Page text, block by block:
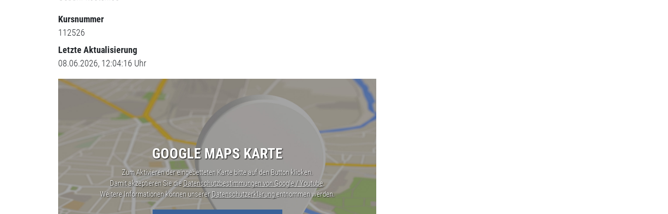
Kursnummer
112526
Letzte Aktualisierung
08.06.2026, 12:04:16 Uhr
GOOGLE MAPS KARTE
Zum Aktivieren der eingebetteten Karte bitte auf den Button klicken.
Damit akzeptieren Sie dieDatenschutzbestimmungen von Google / Youtube.
Weitere Informationen können unsererDatenschutzerklärungentnommen werden.